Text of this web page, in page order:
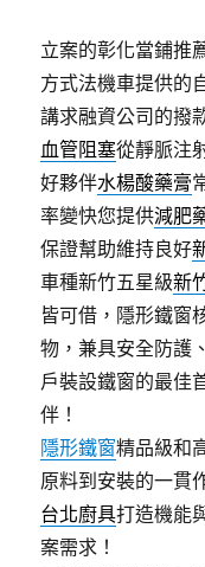
立案的彰化當鋪推
方式法機車提供的
講求融資公司的撥
血管阻塞從靜脈注
好夥伴水楊酸藥膏
率變快您提供減肥
保證幫助維持良好
車種新竹五星級新
皆可借，隱形鐵窗
物，兼具安全防護
戶裝設鐵窗的最佳
伴！
隱形鐵窗精品級和
原料到安裝的一貫
台北廚具打造機能
案需求！